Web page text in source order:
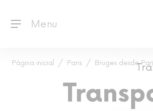
Menu
Página inicial Paris Bruges desde